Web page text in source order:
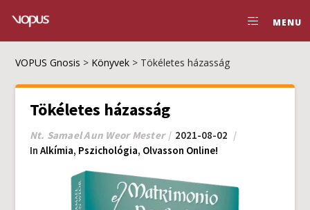
MENU
VOPUS Gnosis > Könyvek > Tökéletes házasság
Tökéletes házasság
Nt. Samael Aun Weor Mester
2021-08-02
In Alkímia, Pszichológia, Olvasson Online!